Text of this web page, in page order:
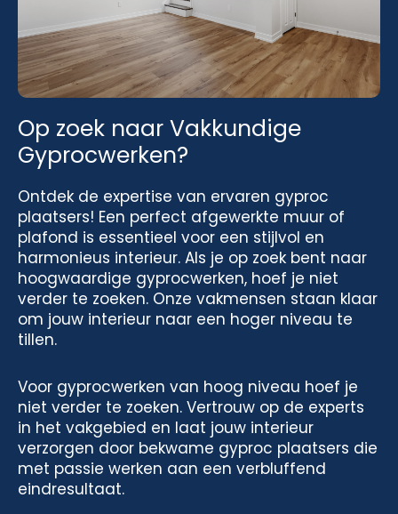
Op zoek naar Vakkundige
Gyprocwerken?
Ontdek de expertise van ervaren gyproc
plaatsers! Een perfect afgewerkte muur of
plafond is essentieel voor een stijlvol en
harmonieus interieur. Als je op zoek bent naar
hoogwaardige gyprocwerken, hoef je niet
verder te zoeken. Onze vakmensen staan klaar
om jouw interieur naar een hoger niveau te
tillen.
Voor gyprocwerken van hoog niveau hoef je
niet verder te zoeken. Vertrouw op de experts
in het vakgebied en laat jouw interieur
verzorgen door bekwame gyproc plaatsers die
met passie werken aan een verbluffend
eindresultaat.